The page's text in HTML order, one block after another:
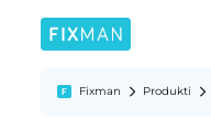
Fixman Produkti